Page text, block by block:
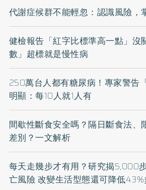
代謝症候群不能輕忽：認識風險，
健檢報告「紅字比標準高一點」沒
數」超標就是慢性病
250萬台人都有糖尿病！專家警告
明顯：每10人就1人有
間歇性斷食安全嗎？隔日斷食法、
差別？一文解析
每天走幾步才有用？研究揭5,000
亡風險 改變生活型態還可降低